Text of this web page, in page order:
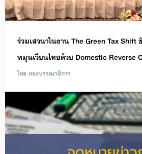
ร่วมเสวนาในงาน The Green Tax Shift
หมุนเวียนไทยด้วย Domestic Reverse
โดย กองบรรณาธิการ